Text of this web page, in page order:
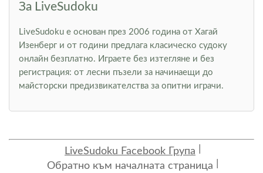
За LiveSudoku
LiveSudoku е основан през 2006 година от Хагай
Изенберг и от години предлага класическо судоку
онлайн безплатно. Играете без изтегляне и без
регистрация: от лесни пъзели за начинаещи до
майсторски предизвикателства за опитни играчи.
LiveSudoku Facebook Група
Обратно към началната страница